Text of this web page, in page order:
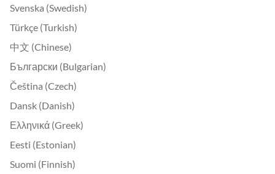
Svenska (Swedish)
Türkçe (Turkish)
中文 (Chinese)
Български (Bulgarian)
Čeština (Czech)
Dansk (Danish)
Ελληνικά (Greek)
Eesti (Estonian)
Suomi (Finnish)